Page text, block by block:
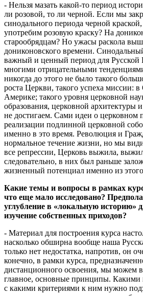
- Нельзя мазать какой-то период
ли розовой, то ли черной. Если мы
синодального периода черной
употребим розовую краску? На
старообрядцам? Но ужасы раскола
дониконовского времени.
важный и ценный период для Русской
многими отрицательными
никогда до этого не было такого
роста Церкви, такого успеха миссии:
Америке; такого уровня церковной
образования, церковной архитектуры
не достигаем. Сами идеи о церковном
реализации подлинной церковной
именно в это время. Революция и
нормальное течение жизни, но мы
все репрессии, Церковь выжила,
следовательно, в них был раньше
жизненный потенциал именно из
Какие темы и вопросы в рамках
что еще мало исследовано?
углубление в «локальную историю»
изучение собственных приходов?
- Материал для построения курса
насколько обширна вообще наша
только нет недостатка, напротив, он
конечно, в рамки курса,
дистанционного освоения, мы можем
главное, основные принципы. Какими
с какими критериями к ним нужно